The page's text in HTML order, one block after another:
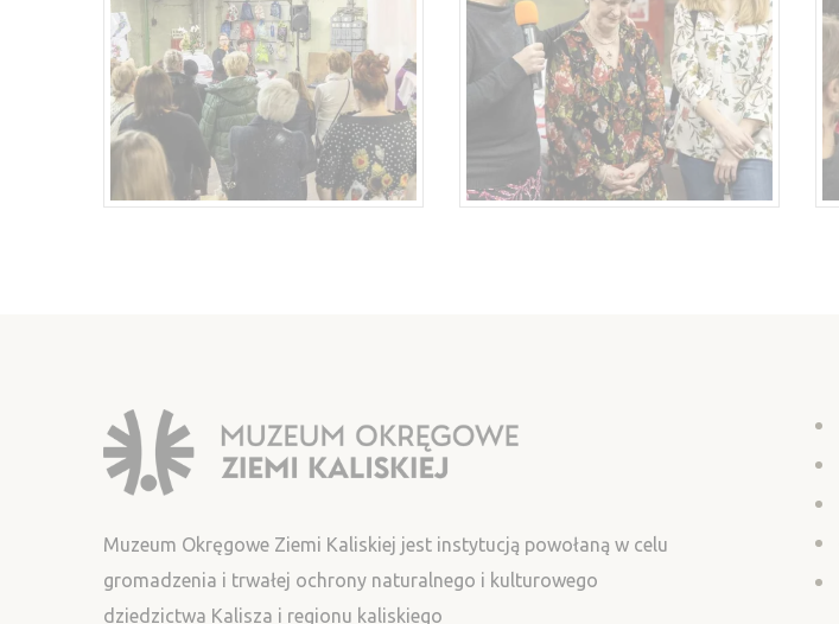
Muzeum Okręgowe Ziemi Kaliskiej jest instytucją powołaną w celu
gromadzenia i trwałej ochrony naturalnego i kulturowego
dziedzictwa Kalisza i regionu kaliskiego